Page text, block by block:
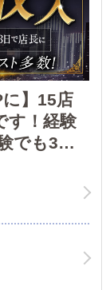
に】15店
す！経験
でも3ヶ